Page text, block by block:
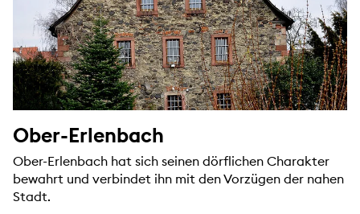
Ober-Erlenbach
Ober-Erlenbach hat sich seinen dörflichen Charakter
bewahrt und verbindet ihn mit den Vorzügen der nahen
Stadt.